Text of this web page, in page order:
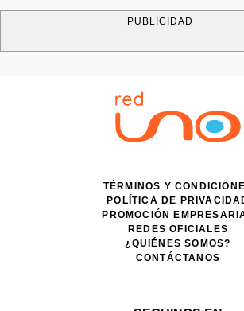
PUBLICIDAD
TÉRMINOS Y
POLÍTICA DE
PROMOCIÓN
REDES OFICIALES
¿QUIÉNES SOMOS?
CONTÁCTANOS